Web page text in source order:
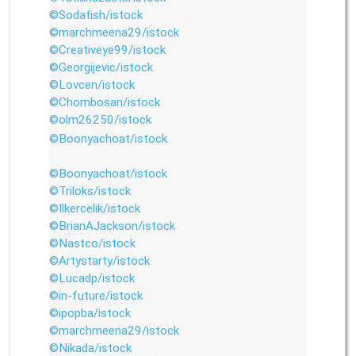
©Sodafish/istock
©marchmeena29/istock
©Creativeye99/istock
©Georgijevic/istock
©Lovcen/istock
©Chombosan/istock
©olm26250/istock
©Boonyachoat/istock
©Boonyachoat/istock
©Triloks/istock
©Ilkercelik/istock
©BrianAJackson/istock
©Nastco/istock
©Artystarty/istock
©Lucadp/istock
©in-future/istock
©ipopba/istock
©marchmeena29/istock
©Nikada/istock